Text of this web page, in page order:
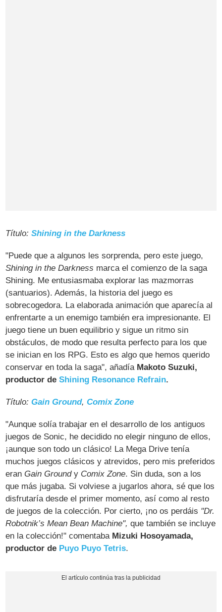
Título:Shining in the Darkness
"Puede que a algunos les sorprenda, pero este juego,
Shining in the Darkness marca el comienzo de la saga
Shining. Me entusiasmaba explorar las mazmorras
(santuarios). Además, la historia del juego es
sobrecogedora. La elaborada animación que aparecía al
enfrentarte a un enemigo también era impresionante. El
juego tiene un buen equilibrio y sigue un ritmo sin
obstáculos, de modo que resulta perfecto para los que
se inician en los RPG. Esto es algo que hemos querido
conservar en toda la saga", añadía Makoto Suzuki,
productor deShining Resonance Refrain.
Título:Gain Ground,Comix Zone
"Aunque solía trabajar en el desarrollo de los antiguos
juegos de Sonic, he decidido no elegir ninguno de ellos,
¡aunque son todo un clásico! La Mega Drive tenía
muchos juegos clásicos y atrevidos, pero mis preferidos
eranGain Groundy Comix Zone. Sin duda, son a los
que más jugaba. Si volviese a jugarlos ahora, sé que los
disfrutaría desde el primer momento, así como al resto
de juegos de la colección. Por cierto, ¡no os perdáis "Dr.
Robotnik’s Mean Bean Machine", que también se incluye
en la colección!" comentaba Mizuki Hosoyamada,
productor de Puyo Puyo Tetris.